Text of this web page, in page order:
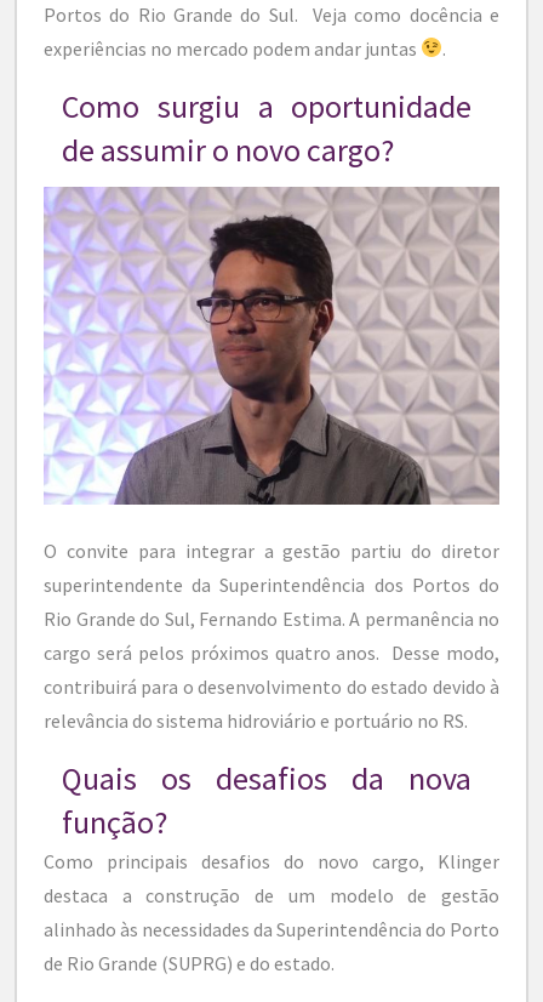
Portos do Rio Grande do Sul. Veja como docência e
experiências no mercado podem andar juntas
.
Como surgiu a oportunidade
de assumir o novo cargo?
O convite para integrar a gestão partiu do diretor
superintendente da Superintendência dos Portos do
Rio Grande do Sul, Fernando Estima. A permanência no
cargo será pelos próximos quatro anos. Desse modo,
contribuirá para o desenvolvimento do estado devido à
relevância do sistema hidroviário e portuário no RS.
Quais os desafios da nova
função?
Como principais desafios do novo cargo, Klinger
destaca a construção de um modelo de gestão
alinhado às necessidades da Superintendência do Porto
de Rio Grande (SUPRG) e do estado.